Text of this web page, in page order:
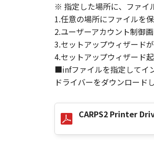
９．U.S.
“米国政府エンド
が適用されます
"commercial
(Sept 1995).
Users shall
chome, Ohta-ku,
10．分離可能性
本契約書のいず
※ 指定した場所に、ファイ
1.任意の場所にファイルを
2.ユーザーアカウント制御
3.セットアップウィザードが
4.セットアップウィザード
■infファイルを指定してイ
ドライバーをダウンロード
CARPS2 Printer